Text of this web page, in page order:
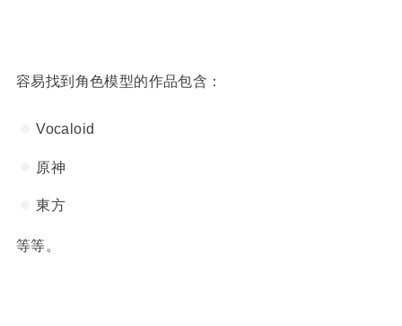
容易找到角色模型的作品包含：
Vocaloid
原神
東方
等等。